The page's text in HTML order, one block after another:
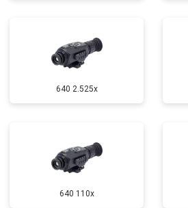
640 2.525x
640 110x